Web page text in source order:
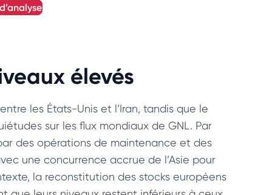
élevés
les États-Unis et l’Iran, tandis que le
sur les flux mondiaux de GNL. Par
des opérations de maintenance et des
une concurrence accrue de l’Asie pour
la reconstitution des stocks européens